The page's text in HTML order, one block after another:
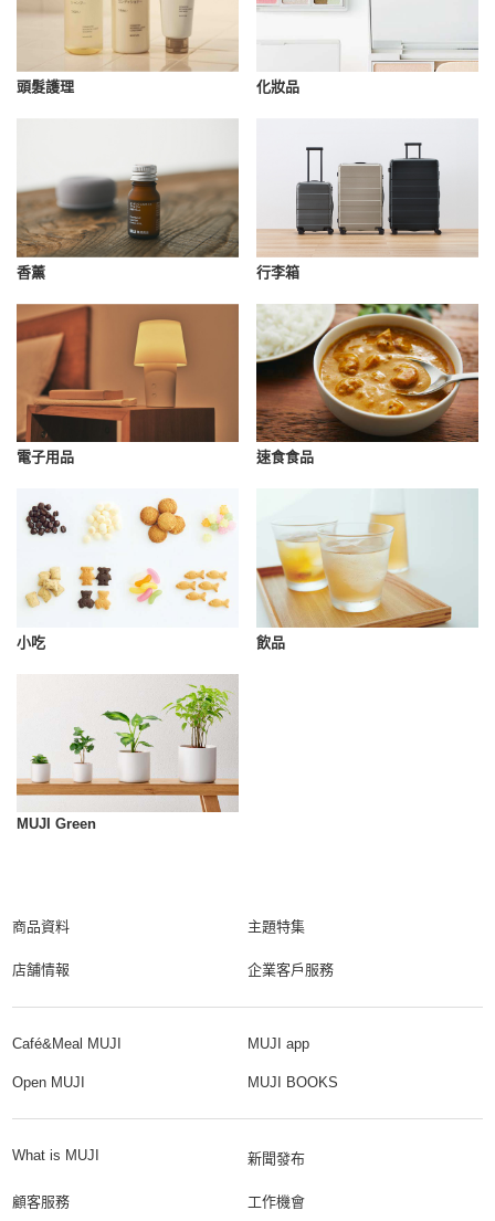
頭髮護理 化妝品
香薰 行李箱
電子用品 速食食品
小吃 飲品
MUJI Green
商品資料 主題特集
店舗情報 企業客戶服務
Café&Meal MUJI MUJI app
Open MUJI MUJI BOOKS
What is MUJI 新聞發布
顧客服務 工作機會